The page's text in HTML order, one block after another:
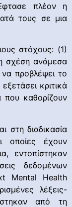
πλέον η
τους σε μια
στόχους: (1)
σχέση ανάμεσα
προβλέψει το
κριτικά
που καθορίζουν
στη διαδικασία
οποίες έχουν
εντοπίστηκαν
δεδομένων
Mental Health
λέξεις-
από τη